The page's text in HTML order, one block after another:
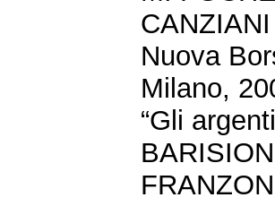
Nuova
Milano,
“Gli